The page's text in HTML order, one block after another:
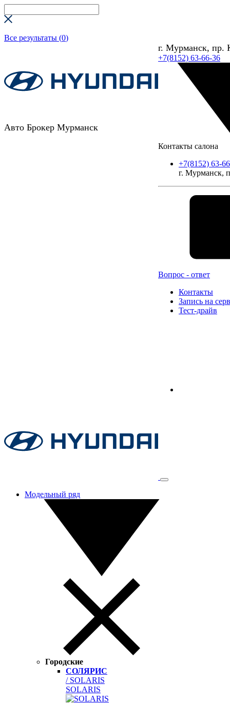
Все результаты (0)
Авто Брокер Мурманск
г. Мурманск, пр.
+7(8152) 63-66-36
Контакты салона
+7(8152) 63-
г. Мурманск,
Вопрос - ответ
Контакты
Запись на
Тест-драйв
Модельный ряд
Городские
СОЛЯРИС
/ SOLARIS
SOLARIS